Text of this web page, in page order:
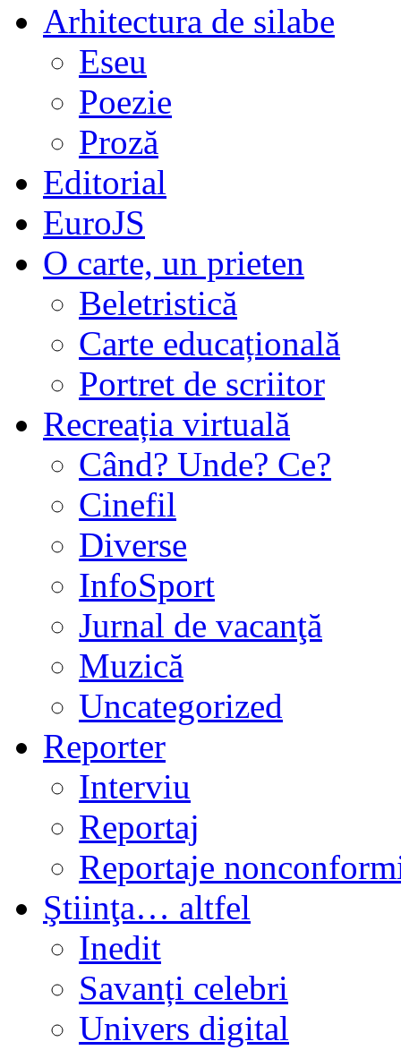
Arhitectura de silabe
Eseu
Poezie
Proză
Editorial
EuroJS
O carte, un prieten
Beletristică
Carte educațională
Portret de scriitor
Recreația virtuală
Când? Unde? Ce?
Cinefil
Diverse
InfoSport
Jurnal de vacanţă
Muzică
Uncategorized
Reporter
Interviu
Reportaj
Reportaje
Ştiinţa… altfel
Inedit
Savanți celebri
Univers digital